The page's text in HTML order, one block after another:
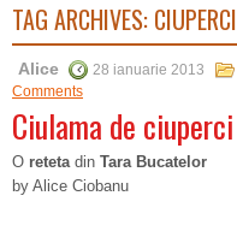
TAG ARCHIVES: CIUPERCI
Alice 28 ianuarie 2013
Comments
Ciulama de ciuperci
O retetadin Tara Bucatelor
by Alice Ciobanu